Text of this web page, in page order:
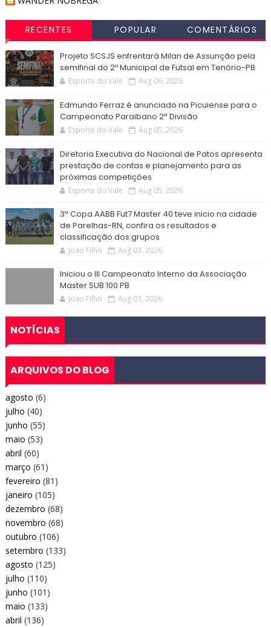
RECENTES POPULAR COMENTÁRIOS
Projeto SCSJS enfrentará Milan de Assunção pela
semifinal do 2º Municipal de Futsal em Tenório-PB
Esporte do Vale Aug 06, 2026
Edmundo Ferraz é anunciado na Picuiense para o
Campeonato Paraibano 2ª Divisão
Esporte do Vale Aug 05, 2026
Diretoria Executiva do Nacional de Patos apresenta
prestação de contas e planejamento para as
próximas competições
Esporte do Vale Aug 05, 2026
3ª Copa AABB Fut7 Master 40 teve inicio na cidade
de Parelhas-RN, confira os resultados e
classificação dos grupos
Joao Filho Aug 03, 2026
Iniciou o III Campeonato Interno da Associação
Master SUB 100 PB
Joao Filho Aug 03, 2026
NOTÍCIAS
ARQUIVOS DO BLOG
agosto (6)
julho (40)
junho (55)
maio (53)
abril (60)
março (61)
fevereiro (81)
janeiro (105)
dezembro (68)
novembro (68)
outubro (106)
setembro (133)
agosto (125)
julho (110)
junho (101)
maio (133)
abril (136)